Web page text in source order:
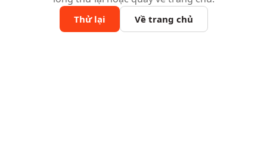
Thử lại Về trang chủ